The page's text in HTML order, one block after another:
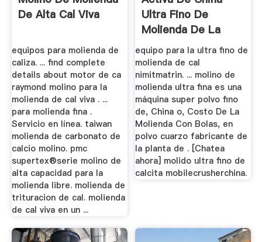
De Alta Cal Viva
equipos para molienda de
caliza. ... find complete
details about motor de ca
raymond molino para la
molienda de cal viva . ...
para molienda fina .
Servicio en línea. taiwan
molienda de carbonato de
calcio molino. pmc
supertex®serie molino de
alta capacidad para la
molienda libre. molienda de
trituracion de cal. molienda
de cal viva en un ...
Ultra Fino De
Molienda De La
Planta De ...
equipo para la ultra fino de
molienda de cal
nimitmatrin. ... molino de
molienda ultra fina es una
máquina super polvo fino
de, China o, Costo De La
Molienda Con Bolas, en
polvo cuarzo fabricante de
la planta de . [Chatea
ahora] molido ultra fino de
calcita mobilecrusherchina.